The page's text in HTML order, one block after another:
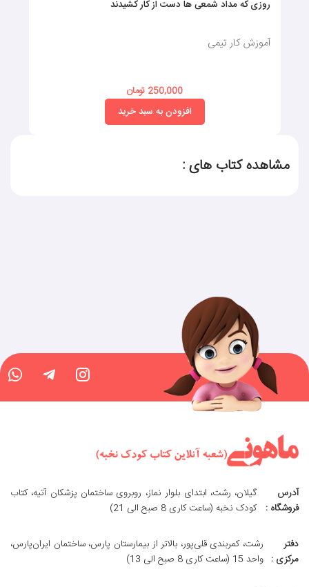
روزی که مداد شمعی ها دست از کار کشیدند
آموزش کار تیمی
250,000 تومان
افزودن به سبد خرید
مشاهده کتاب های :
آدرس
فروشگاه :
گیلان، رشت، ابتدای بلوار نماز، روبروی ساختمان پزشکان آتیه، کتاب
کودک نخبه (ساعت کاری 8 صبح الی 21)
دفتر
مرکزی :
رشت، کمربندی قلی‌پور، بالاتر از بیمارستان پارس، ساختمان ایران‌پارس،
واحد 15 (ساعت کاری 8 صبح الی 13)